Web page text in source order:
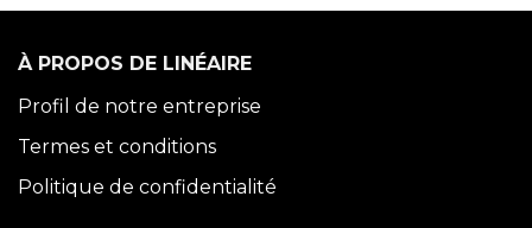
À PROPOS DE LINÉAIRE
Profil de notre entreprise
Termes et conditions
Politique de confidentialité